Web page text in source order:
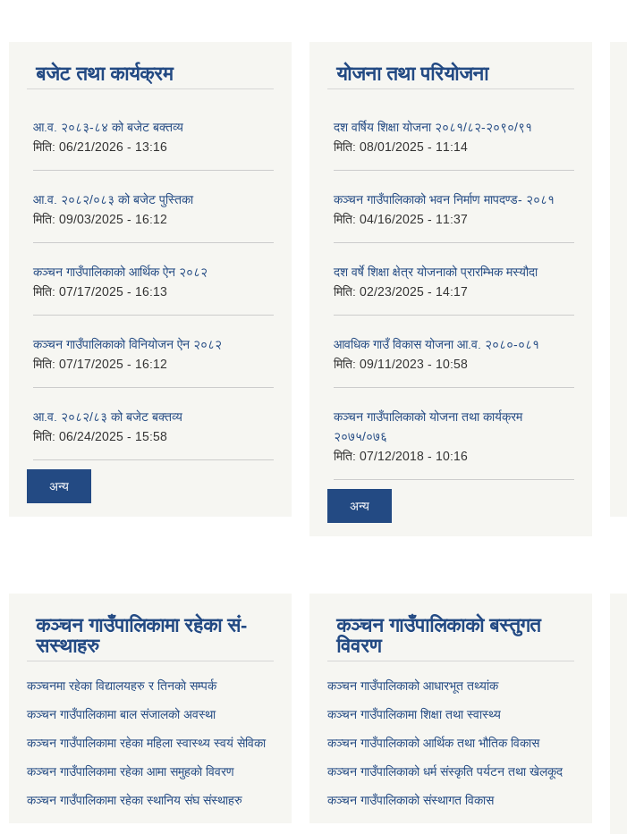
बजेट तथा कार्यक्रम
आ.व. २०८३-८४ को बजेट बक्तव्य
मिति: 06/21/2026 - 13:16
आ.व. २०८२/०८३ को बजेट पुस्तिका
मिति: 09/03/2025 - 16:12
कञ्‍चन गाउँपालिकाको आर्थिक ऐन २०८२
मिति: 07/17/2025 - 16:13
कञ्‍चन गाउँपालिकाको विनियोजन ऐन २०८२
मिति: 07/17/2025 - 16:12
आ.व. २०८२/८३ को बजेट बक्तव्य
मिति: 06/24/2025 - 15:58
अन्य
योजना तथा परियोजना
दश वर्षिय शिक्षा योजना २०८१/८२-२०९०/९१
मिति: 08/01/2025 - 11:14
कञ्‍चन गाउँपालिकाको भवन निर्माण मापदण्ड- २०८१
मिति: 04/16/2025 - 11:37
दश वर्षे शिक्षा क्षेत्र योजनाको प्रारम्भिक मस्यौदा
मिति: 02/23/2025 - 14:17
आवधिक गाउँ विकास योजना आ.व. २०८०-०८१
मिति: 09/11/2023 - 10:58
कञ्चन गाउँपालिकाको योजना तथा कार्यक्रम
२०७५/०७६
मिति: 07/12/2018 - 10:16
अन्य
कञ्चन गाउँपालिकामा रहेका सं-
सस्थाहरु
कञ्चनमा रहेका विद्यालयहरु र तिनकाे सम्पर्क
कञ्चन गाउँपालिकामा बाल संजालको अवस्था
कञ्चन गाउँपालिकामा रहेका महिला स्वास्थ्य स्वयं सेविका
कञ्चन गाउँपालिकामा रहेका आमा समुहकाे विवरण
कञ्चन गाउँपालिकामा रहेका स्थानिय संघ संस्थाहरु
कञ्चन गाउँपालिकाकाे बस्तुगत
विवरण
कञ्चन गाउँपालिकाको आधारभूत तथ्यांक
कञ्चन गाउँपालिकामा शिक्षा तथा स्वास्थ्य
कञ्चन गाउँपालिकाको आर्थिक तथा भौतिक विकास
कञ्चन गाउँपालिकाको धर्म संस्कृति पर्यटन तथा खेलकूद
कञ्चन गाउँपालिकाको संस्थागत विकास